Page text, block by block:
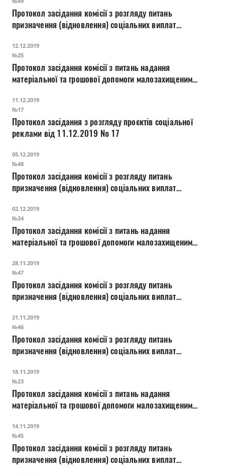
Протокол засідання комісії з розгляду питань
призначення (відновлення) соціальних виплат
12.12.2019
№25
Протокол засідання комісії з питань надання
матеріальної та грошової допомоги малозахищеним
11.12.2019
№17
Протокол засідання з розгляду проєктів соціальної
реклами від 11.12.2019 № 17
05.12.2019
№48
Протокол засідання комісії з розгляду питань
призначення (відновлення) соціальних виплат
02.12.2019
№24
Протокол засідання комісії з питань надання
матеріальної та грошової допомоги малозахищеним
28.11.2019
№47
Протокол засідання комісії з розгляду питань
призначення (відновлення) соціальних виплат
21.11.2019
№46
Протокол засідання комісії з розгляду питань
призначення (відновлення) соціальних виплат
18.11.2019
№23
Протокол засідання комісії з питань надання
матеріальної та грошової допомоги малозахищеним
14.11.2019
№45
Протокол засідання комісії з розгляду питань
призначення (відновлення) соціальних виплат